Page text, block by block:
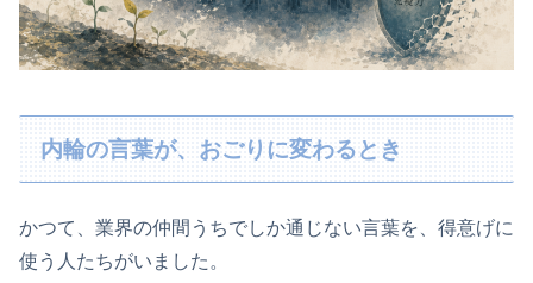
内輪の言葉が、おごりに変わるとき
かつて、業界の仲間うちでしか通じない言葉を、得意げに
使う人たちがいました。